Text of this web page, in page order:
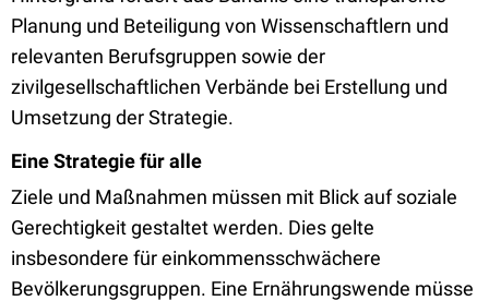
Planung und Beteiligung von Wissenschaftlern und
relevanten Berufsgruppen sowie der
zivilgesellschaftlichen Verbände bei Erstellung und
Umsetzung der Strategie.
Eine Strategie für alle
Ziele und Maßnahmen müssen mit Blick auf soziale
Gerechtigkeit gestaltet werden. Dies gelte
insbesondere für einkommensschwächere
Bevölkerungsgruppen. Eine Ernährungswende müsse